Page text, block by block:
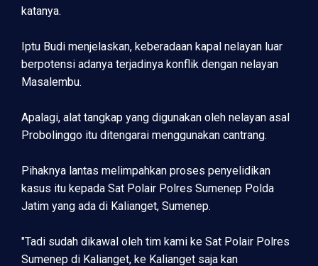
katanya.
Iptu Budi menjelaskan, keberadaan kapal nelayan luar
berpotensi adanya terjadinya konflik dengan nelayan
Masalembu.
Apalagi, alat tangkap yang digunakan oleh nelayan asal
Probolinggo itu ditengarai menggunakan cantrang.
Pihaknya lantas melimpahkan proses penyelidikan
kasus itu kepada Sat Polair Polres Sumenep Polda
Jatim yang ada di Kalianget, Sumenep.
"Tadi sudah dikawal oleh tim kami ke Sat Polair Polres
Sumenep di Kalianget, ke Kalianget saja kan